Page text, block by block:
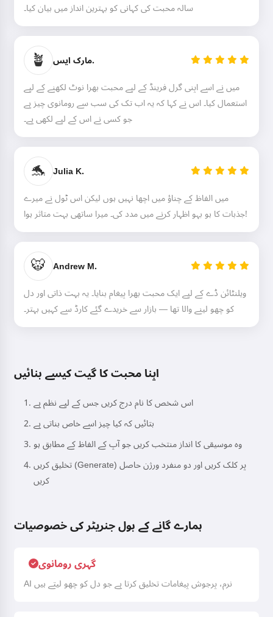
سالہ محبت کی کہانی کو بہترین انداز میں بیان کیا۔
🪴
مارک ایس.
میں نے اسے اپنی گرل فرینڈ کے لیے محبت بھرا نوٹ لکھنے کے لیے
استعمال کیا۔ اس نے کہا کہ یہ اب تک کی سب سے رومانوی چیز ہے
جو کسی نے اس کے لیے لکھی ہے۔
🐬 Julia K.
میں الفاظ کے چناؤ میں اچھا نہیں ہوں لیکن اس ٹول نے میرے
جذبات کا ہو بہو اظہار کرنے میں مدد کی۔ میرا ساتھی بہت متاثر ہوا!
🐯 Andrew M.
ویلنٹائن ڈے کے لیے ایک محبت بھرا پیغام بنایا۔ یہ بہت ذاتی اور دل
کو چھو لینے والا تھا — بازار سے خریدے گئے کارڈ سے کہیں بہتر۔
اپنا محبت کا گیت کیسے بنائیں
اس شخص کا نام درج کریں جس کے لیے نظم ہے
بتائیں کہ کیا چیز اسے خاص بناتی ہے
وہ موسیقی کا انداز منتخب کریں جو آپ کے الفاظ کے مطابق ہو
تخلیق کریں (Generate) پر کلک کریں اور دو منفرد ورژن حاصل
کریں
ہمارے گانے کے بول جنریٹر کی خصوصیات
گہری رومانوی
AI نرم، پرجوش پیغامات تخلیق کرتا ہے جو دل کو چھو لیتے ہیں